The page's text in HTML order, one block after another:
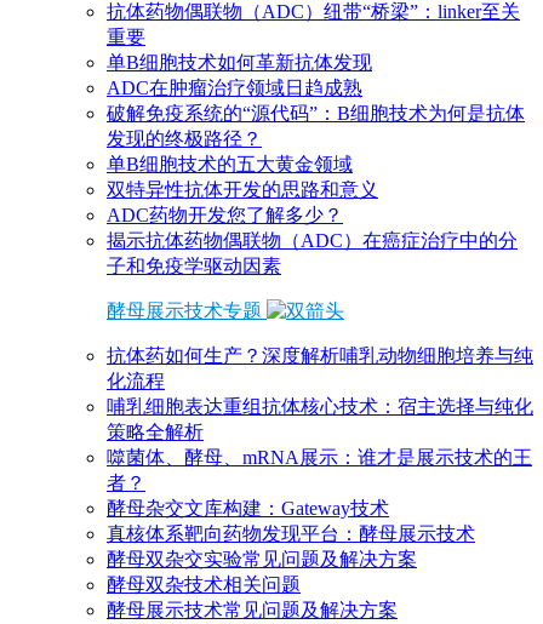
抗体药物偶联物（ADC）纽带“桥梁”：linker至关
重要
单B细胞技术如何革新抗体发现
ADC在肿瘤治疗领域日趋成熟
破解免疫系统的“源代码”：B细胞技术为何是抗体
发现的终极路径？
单B细胞技术的五大黄金领域
双特异性抗体开发的思路和意义
ADC药物开发您了解多少？
揭示抗体药物偶联物（ADC）在癌症治疗中的分
子和免疫学驱动因素
酵母展示技术专题
抗体药如何生产？深度解析哺乳动物细胞培养与纯
化流程
哺乳细胞表达重组抗体核心技术：宿主选择与纯化
策略全解析
噬菌体、酵母、mRNA展示：谁才是展示技术的王
者？
酵母杂交文库构建：Gateway技术
真核体系靶向药物发现平台：酵母展示技术
酵母双杂交实验常见问题及解决方案
酵母双杂技术相关问题
酵母展示技术常见问题及解决方案